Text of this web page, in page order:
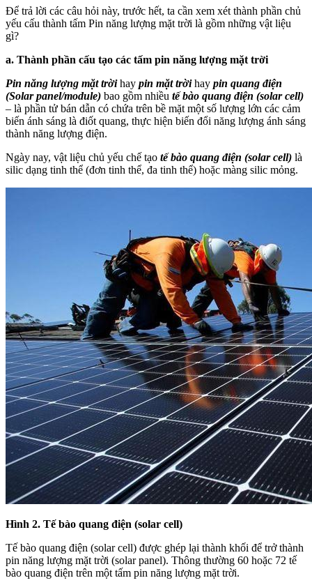
Để trả lời các câu hỏi này, trước hết, ta cần xem xét thành phần chủ
yếu cấu thành tấm Pin năng lượng mặt trời là gồm những vật liệu
gì?
a. Thành phần cấu tạo các tấm pin năng lượng mặt trời
Pin năng lượng mặt trờihay pin mặt trờihay pin quang điện
(Solar panel/module) bao gồm nhiều tế bào quang điện (solar cell)
– là phần tử bán dẫn có chứa trên bề mặt một số lượng lớn các cảm
biến ánh sáng là điốt quang, thực hiện biến đổi năng lượng ánh sáng
thành năng lượng điện.
Ngày nay, vật liệu chủ yếu chế tạo tế bào quang điện (solar cell) là
silic dạng tinh thể (đơn tinh thể, đa tinh thể) hoặc màng silic mỏng.
Hình 2. Tế bào quang điện (solar cell)
Tế bào quang điện (solar cell) được ghép lại thành khối để trở thành
pin năng lượng mặt trời (solar panel). Thông thường 60 hoặc 72 tế
bào quang điện trên một tấm pin năng lượng mặt trời.